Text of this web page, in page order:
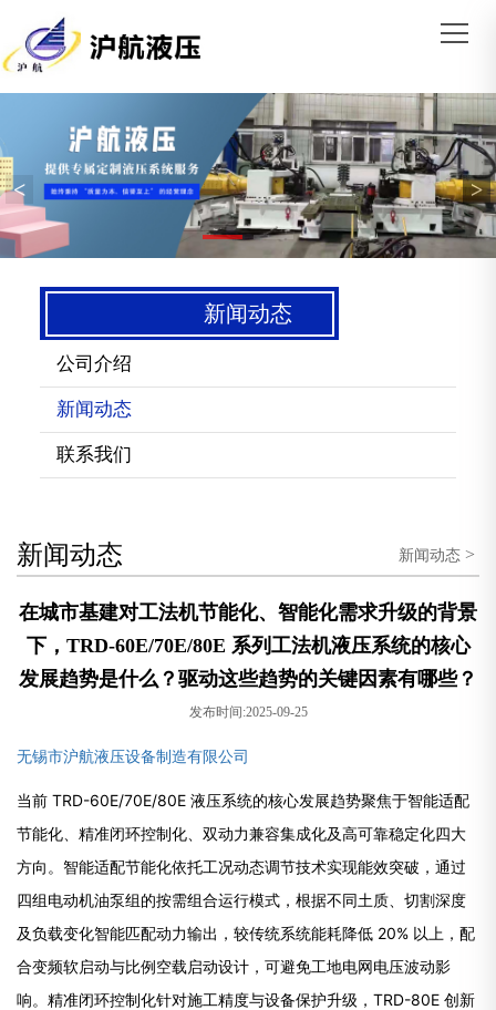
< >
新闻动态
公司介绍
新闻动态
联系我们
新闻动态 新闻动态 >
在城市基建对工法机节能化、智能化需求升级的背景
下，TRD-60E/70E/80E 系列工法机液压系统的核心
发展趋势是什么？驱动这些趋势的关键因素有哪些？
发布时间:2025-09-25
无锡市沪航液压设备制造有限公司
当前 TRD-60E/70E/80E 液压系统的核心发展趋势聚焦于智能适配
节能化、精准闭环控制化、双动力兼容集成化及高可靠稳定化四大
方向。智能适配节能化依托工况动态调节技术实现能效突破，通过
四组电动机油泵组的按需组合运行模式，根据不同土质、切割深度
及负载变化智能匹配动力输出，较传统系统能耗降低 20% 以上，配
合变频软启动与比例空载启动设计，可避免工地电网电压波动影
响。精准闭环控制化针对施工精度与设备保护升级，TRD-80E 创新